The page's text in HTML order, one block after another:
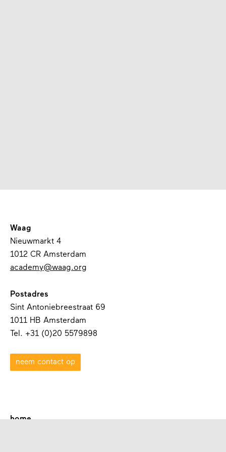
Waag
Nieuwmarkt 4
1012 CR Amsterdam
academy@waag.org
Postadres
Sint Antoniebreestraat 69
1011 HB Amsterdam
Tel. +31 (0)20 5579898
neem contact op
home